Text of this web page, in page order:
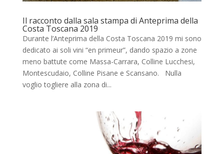
Il racconto dalla sala stampa di Anteprima della
Costa Toscana 2019
Durante l’Anteprima della Costa Toscana 2019 mi sono
dedicato ai soli vini “en primeur”, dando spazio a zone
meno battute come Massa-Carrara, Colline Lucchesi,
Montescudaio, Colline Pisane e Scansano. Nulla
voglio togliere alla zona di...